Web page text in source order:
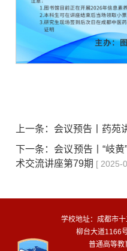
上一条： 会议预告丨药苑
下一条： 会议预告丨“岐
术交流讲座第79期 [ 2025-
学校地址：成都市
柳台大道1166
普通高等教